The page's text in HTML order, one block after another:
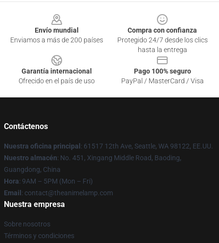
Envío mundial
Enviamos a más de 200 países
Compra con confianza
Protegido 24/7 desde los clics
hasta la entrega
Garantía internacional
Ofrecido en el país de uso
Pago 100% seguro
PayPal / MasterCard / Visa
Contáctenos
Nuestra oficina principal : 61517 12th Ave, Seattle, WA 98122, EE.UU.
Nuestro almacén: No. 451, Xingang Middle Road, Baoding,
Guangdong, China
Hora: 9AM – 5PM (Mon – Fri)
Email : contact@theanimelamp.com
Nuestra empresa
Sobre nosotros
Términos y condiciones